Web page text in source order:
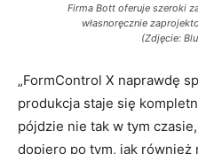
Firma Bott oferuje szeroki
własnoręcznie
(Zdjęcie:
„FormControl X naprawdę
produkcja staje się
pójdzie nie tak w tym
dopiero po tym, jak również